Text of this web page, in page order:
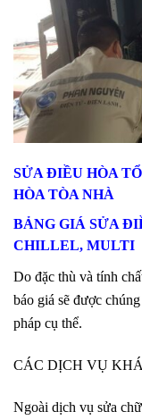
SỬA ĐIỀU HÒA
HÒA TÒA NHÀ
BẢNG GIÁ SỬA
CHILLEL, MULTI
Do đặc thù và tính
báo giá sẽ được
pháp cụ thể.
CÁC DỊCH VỤ
Ngoài dịch vụ sửa